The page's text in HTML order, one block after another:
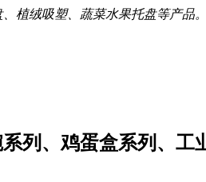
植绒吸塑、蔬菜水果托盘等产品。
列、鸡蛋盒系列、工